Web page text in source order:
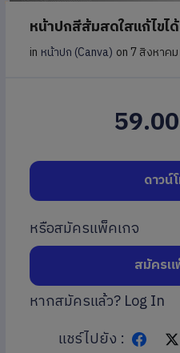
หน้าปกสีส้มสดใสแก้ไขไ
in หน้าปก (Canva) on 7 สิงหาค
ดาวน์
หรือสมัครแพ็คเกจ
สมัครแ
หากสมัครแล้ว? Log In
แชร์ไปยัง :